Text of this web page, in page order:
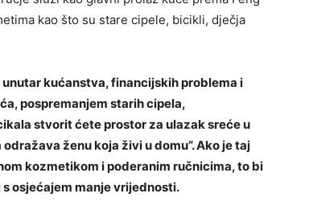
kao što su stare cipele, bicikli, dječja
kućanstva, financijskih problema i
pospremanjem starih cipela,
stvorit ćete prostor za ulazak sreće u
ženu koja živi u domu”. Ako je taj
kozmetikom i poderanim ručnicima, to bi
osjećajem manje vrijednosti.